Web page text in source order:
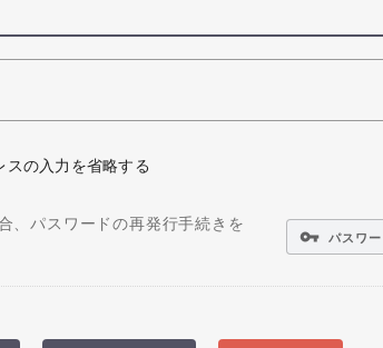
スの入力を省略する
、パスワードの再発行手続きを
vpn_key パスワ